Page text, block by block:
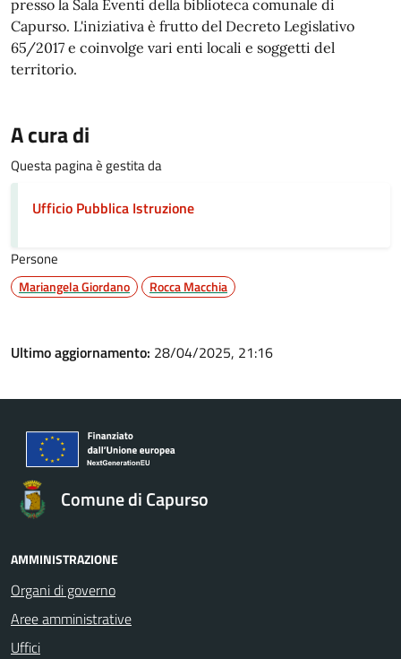
presso la Sala Eventi della biblioteca comunale di
Capurso. L'iniziativa è frutto del Decreto Legislativo
65/2017 e coinvolge vari enti locali e soggetti del
territorio.
A cura di
Questa pagina è gestita da
Ufficio Pubblica Istruzione
Persone
Mariangela Giordano Rocca Macchia
Ultimo aggiornamento: 28/04/2025, 21:16
Comune di Capurso
AMMINISTRAZIONE
Organi di governo
Aree amministrative
Uffici